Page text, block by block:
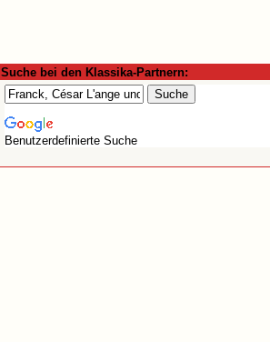
Suche bei den Klassika-Partnern:
Benutzerdefinierte Suche